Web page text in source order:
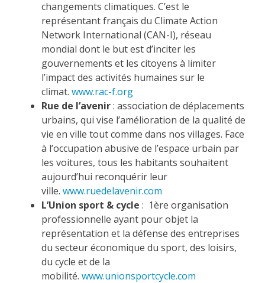
changements climatiques. C’est le
représentant français du Climate Action
Network International (CAN-I), réseau
mondial dont le but est d’inciter les
gouvernements et les citoyens à limiter
l’impact des activités humaines sur le
climat. www.rac-f.org
Rue de l’avenir: association de déplacements
urbains, qui vise l’amélioration de la qualité de
vie en ville tout comme dans nos villages. Face
à l’occupation abusive de l’espace urbain par
les voitures, tous les habitants souhaitent
aujourd’hui reconquérir leur
ville. www.ruedelavenir.com
L’Union sport & cycle : 1ère organisation
professionnelle ayant pour objet la
représentation et la défense des entreprises
du secteur économique du sport, des loisirs,
du cycle et de la
mobilité. www.unionsportcycle.com